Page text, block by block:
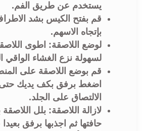
يستخدم عن طريق الفم.
قم بفتح الكيس بشد
بإتجاه الاسهم.
لوضع اللاصقة: اطوى
لسهولة نزع الغشاء الواقي
قم بوضع اللاصقة على
اضغط برفق بكف يديك حتى
الالتصاق على الجلد.
لازالة اللاصقة: بلل اللاصقة
حافتها ثم اجذبها برفق